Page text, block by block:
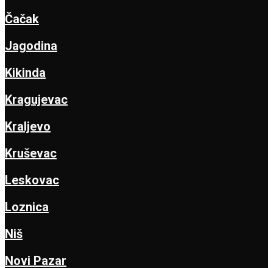
Čačak
Jagodina
Kikinda
Kragujevac
Kraljevo
Kruševac
Leskovac
Loznica
Niš
Novi Pazar